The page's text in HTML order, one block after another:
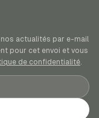
actualités par e-mail
pour cet envoi et vous
de confidentialité.